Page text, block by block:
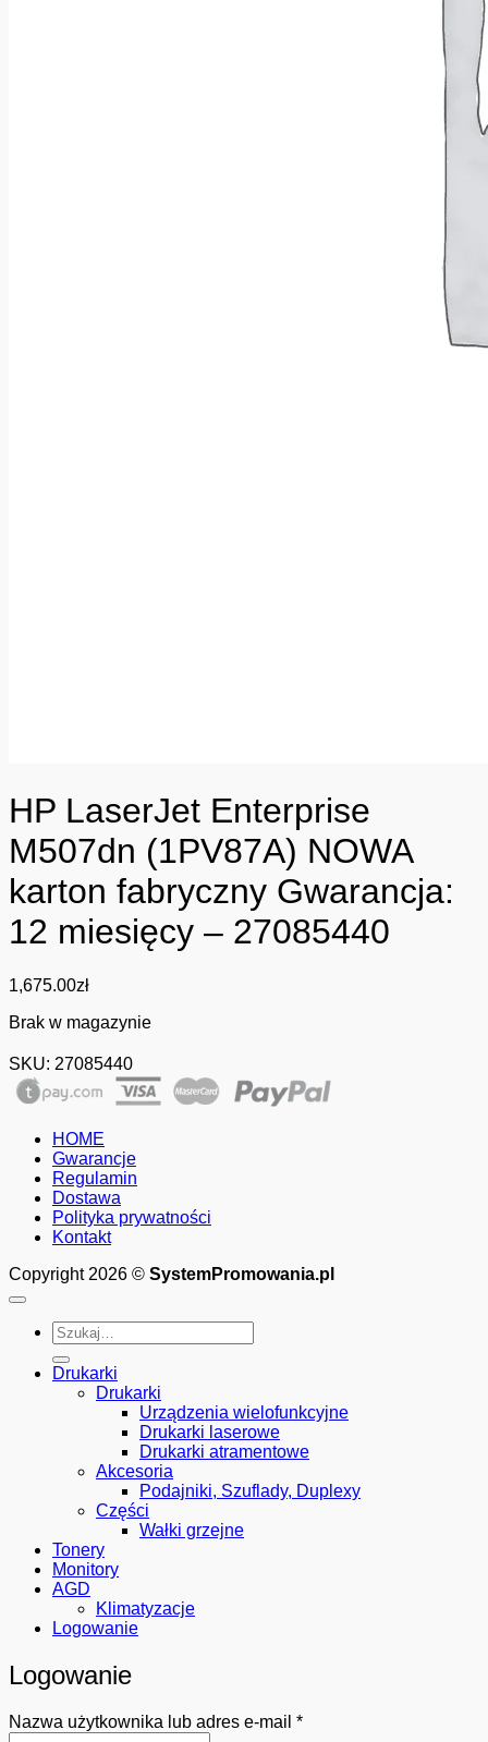
HP LaserJet Enterprise
M507dn (1PV87A) NOWA
karton fabryczny Gwarancja:
12 miesięcy – 27085440
1,675.00zł
Brak w magazynie
SKU: 27085440
HOME
Gwarancje
Regulamin
Dostawa
Polityka prywatności
Kontakt
Copyright 2026 © SystemPromowania.pl
Szukaj:
Drukarki
Drukarki
Urządzenia wielofunkcyjne
Drukarki laserowe
Drukarki atramentowe
Akcesoria
Podajniki, Szuflady, Duplexy
Części
Wałki grzejne
Tonery
Monitory
AGD
Klimatyzacje
Logowanie
Logowanie
Nazwa użytkownika lub adres e-mail *Wymagane